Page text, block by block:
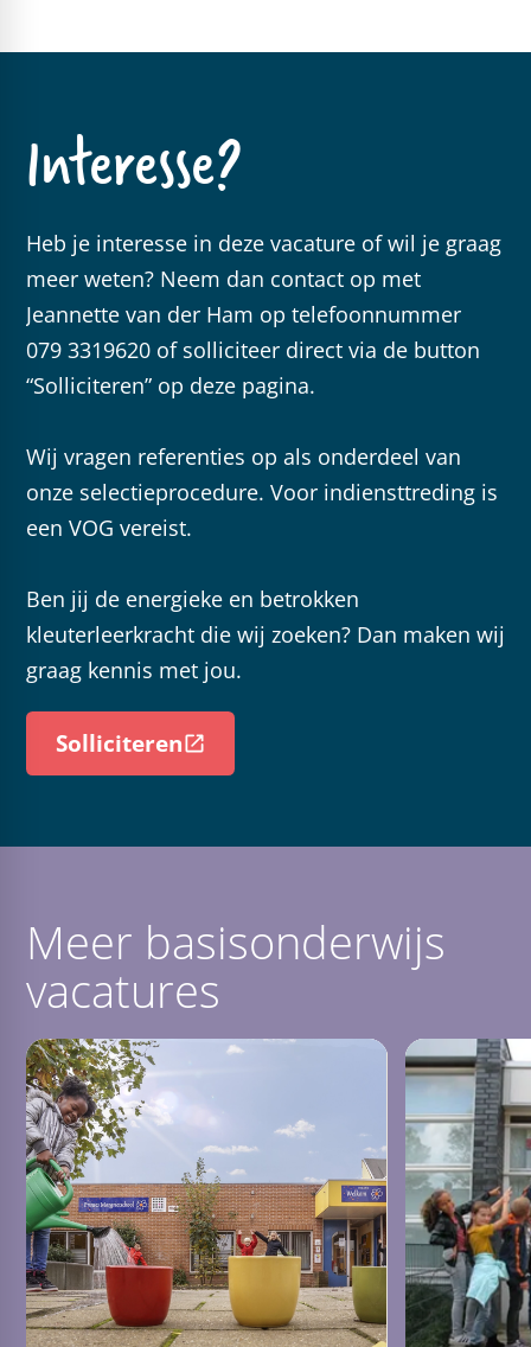
Interesse?
Heb je interesse in deze vacature of wil je graag
meer weten? Neem dan contact op met
Jeannette van der Ham op telefoonnummer
079 3319620 of solliciteer direct via de button
“Solliciteren” op deze pagina.
Wij vragen referenties op als onderdeel van
onze selectieprocedure. Voor indiensttreding is
een VOG vereist.
Ben jij de energieke en betrokken
kleuterleerkracht die wij zoeken? Dan maken wij
graag kennis met jou.
Solliciteren
Meer basisonderwijs
vacatures